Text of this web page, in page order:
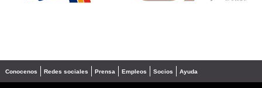
Conocenos Redes sociales Prensa Empleos Socios Ayuda